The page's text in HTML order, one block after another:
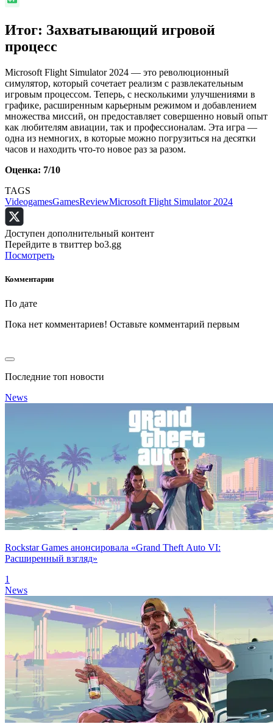
Итог: Захватывающий игровой
процесс
Microsoft Flight Simulator 2024 — это революционный
симулятор, который сочетает реализм с развлекательным
игровым процессом. Теперь, с несколькими улучшениями в
графике, расширенным карьерным режимом и добавлением
множества миссий, он предоставляет совершенно новый опыт
как любителям авиации, так и профессионалам. Эта игра —
одна из немногих, в которые можно погрузиться на десятки
часов и находить что-то новое раз за разом.
Оценка: 7/10
TAGS
VideogamesGamesReviewMicrosoft Flight Simulator 2024
Доступен дополнительный контент
Перейдите в твиттер bo3.gg
Посмотреть
Комментарии
По дате
Пока нет комментариев! Оставьте комментарий первым
Последние топ новости
News
Rockstar Games анонсировала «Grand Theft Auto VI:
Расширенный взгляд»
1
News